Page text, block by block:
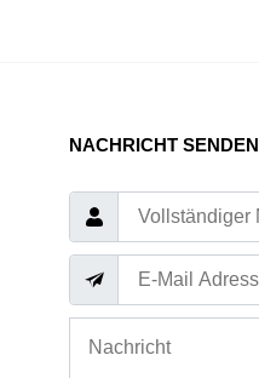
NACHRICHT SENDEN